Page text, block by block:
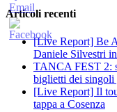
Articoli recenti
[Live Report] Be
Daniele Silvestri
TANCA FEST 2:
biglietti dei singoli
[Live Report] Il
tappa a Cosenza